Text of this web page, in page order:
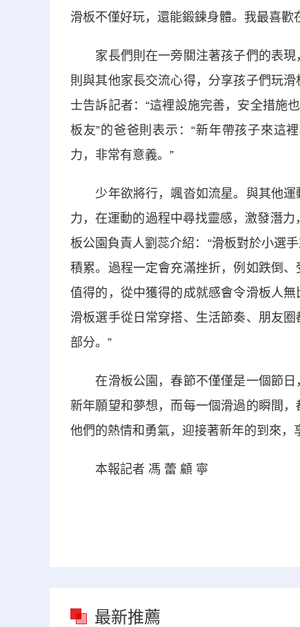
滑板不僅好玩，還能鍛鍊身體。我最喜
家長們則在一旁關注著孩子們的表現
則與其他家長交流心得，分享孩子們玩
士告訴記者：“這裡設施完善，安全措施
板友”的爸爸則表示：“新年帶孩子來這
力，非常有意義。”
少年欲將行，颯沓如流星。與其他運
力，在運動的過程中尋找靈感，激發潛
板公園負責人劉蕊介紹：“滑板對於小選
積累。過程一定會充滿挫折，例如跌倒
值得的，從中獲得的成就感會令滑板人
滑板選手從日常穿搭、生活節奏、朋友
部分。”
在滑板公園，春節不僅僅是一個節日
新年願望和夢想，而每一個滑過的瞬間
他們的熱情和勇氣，迎接著新年的到來，
本報記者 馮 蕾 顧 寧
最新推薦